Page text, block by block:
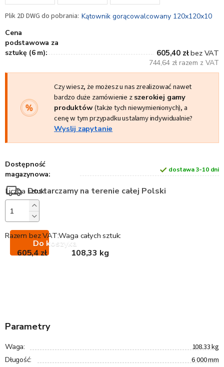
Kątownik gorącowalcowany 120x120x10
Cena
podstawowa za
sztukę (6 m):
605,40 złbez VAT
744,64 zł razem z VAT
Czy wiesz, że możesz u nas zrealizować nawet
bardzo duże zamówienie z szerokiej gamy
produktów(także tych niewymienionych), a
cenę w tym przypadku ustalamy indywidualnie?
Wyslij zapytanie
Dostępność
magazynowa:
dostawa 3-10 dni
Dostarczamy na terenie całej Polski
Do koszyka
Waga całych sztuk:
108,33 kg
Razem bez VAT:
605,4 zł
Parametry
Waga: 108.33 kg
Długość: 6 000 mm